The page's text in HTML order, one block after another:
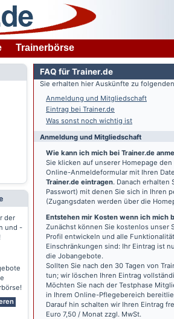
Trainerbörse
der
und -
FAQ für Trainer.de
Sie erhalten hier Auskünfte zu
Anmeldung und Mitgliedschaft
Eintrag bei Trainer.de
Was sonst noch wichtig ist
Anmeldung und Mitgliedschaft
Wie kann ich mich bei Trainer.de
Sie klicken auf unserer Homepage
Online-Anmeldeformular mit Ihren
Trainer.de eintragen. Danach erhalten
Passwort) mit denen Sie sich in Ihren
(Zugangsdaten werden über die
Entstehen mir Kosten wenn ich mich
Zunächst können Sie kostenlos unser
Profil entwickeln und alle
Einschränkungen sind: Ihr Eintrag ist
die Jobangebote.
Sollten Sie nach den 30 Tagen von
tun; wir löschen Ihren Eintrag
Möchten Sie nach der Testphase
in Ihrem Online-Pflegebereich
Darauf hin schalten wir Ihren Eintrag
Euro 7,50 / Monat zzgl. MwSt.